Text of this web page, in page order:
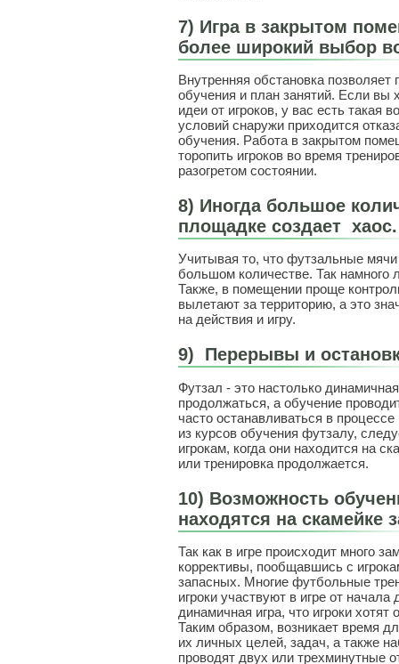
7) Игра в закрытом
более широкий выбор
Внутренняя обстановка позволяет
обучения и план занятий. Если вы
идеи от игроков, у вас есть такая
условий снаружи приходится
обучения. Работа в закрытом
торопить игроков во время
разогретом состоянии.
8) Иногда большое
площадке создает хаос.
Учитывая то, что футзальные
большом количестве. Так намного
Также, в помещении проще
вылетают за территорию, а это
на действия и игру.
9) Перерывы и
Футзал - это настолько
продолжаться, а обучение
часто останавливаться в
из курсов обучения футзалу,
игрокам, когда они находится на
или тренировка продолжается.
10) Возможность
находятся на скамейке
Так как в игре происходит много
коррективы, пообщавшись с
запасных. Многие футбольные
игроки участвуют в игре от
динамичная игра, что игроки
Таким образом, возникает время
их личных целей, задач, а также
проводят двух или трехминутные